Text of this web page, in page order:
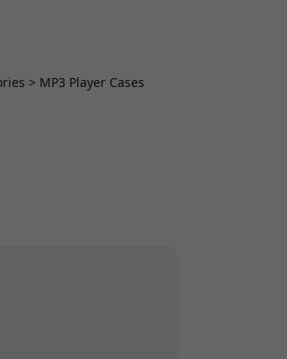
> MP3 Player Cases